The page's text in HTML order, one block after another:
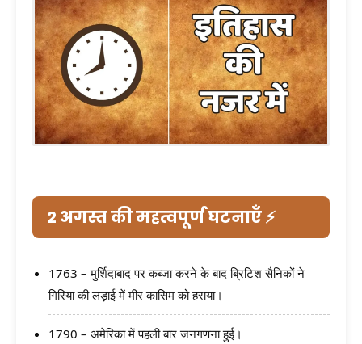
2 अगस्त की महत्वपूर्ण घटनाएँ ⚡
1763 – मुर्शिदाबाद पर कब्जा करने के बाद ब्रिटिश सैनिकों ने
गिरिया की लड़ाई में मीर कासिम को हराया।
1790 – अमेरिका में पहली बार जनगणना हुई।